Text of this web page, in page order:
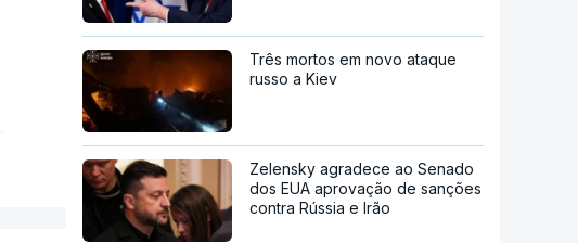
Três mortos em novo ataque
russo a Kiev
Zelensky agradece ao Senado
dos EUA aprovação de sanções
contra Rússia e Irão